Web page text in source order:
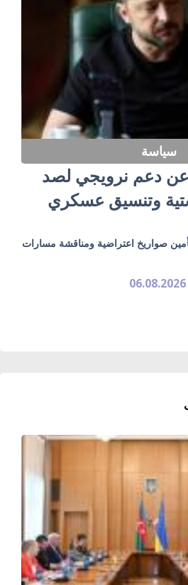
سياسة
عن دعم نرويجي لصد
وتنسيق عسكري
صواريخ اعتراضية ومناقشة مسارات
06.08.2026